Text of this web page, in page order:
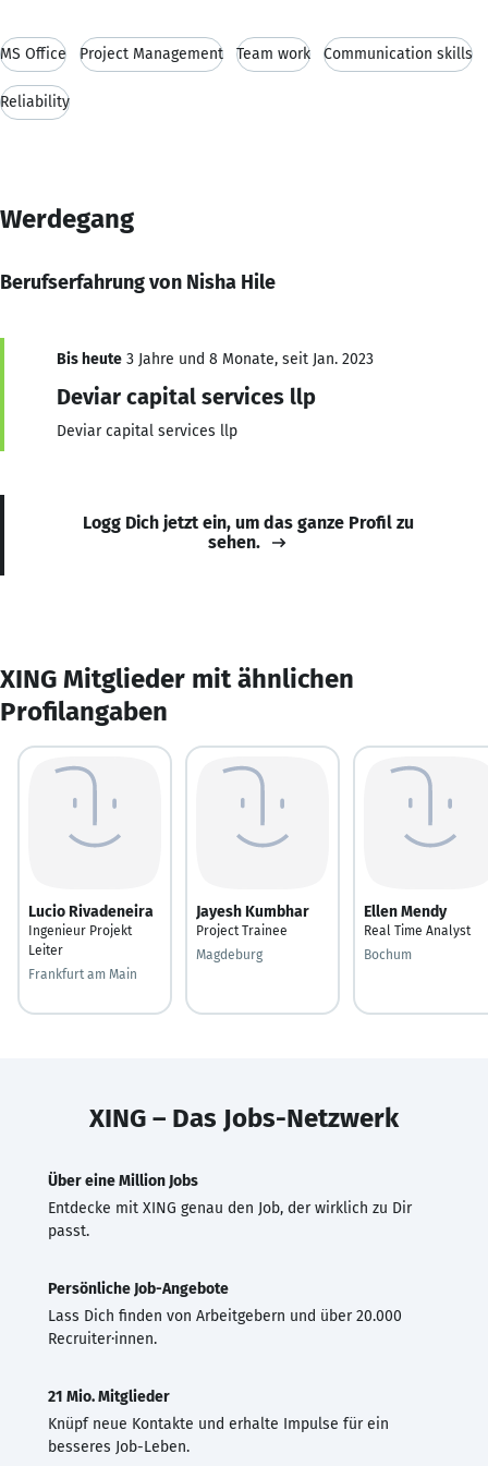
MS Office Project Management Team work Communication skills
Reliability
Werdegang
Berufserfahrung von Nisha Hile
Bis heute 3 Jahre und 8 Monate, seit Jan. 2023
Deviar capital services llp
Deviar capital services llp
Logg Dich jetzt ein, um das ganze Profil zu
sehen.
XING Mitglieder mit ähnlichen
Profilangaben
Lucio Rivadeneira
Ingenieur Projekt
Leiter
Frankfurt am Main
Jayesh Kumbhar
Project Trainee
Magdeburg
Ellen Mendy
Real Time Analyst
Bochum
XING – Das Jobs-Netzwerk
Über eine Million Jobs
Entdecke mit XING genau den Job, der wirklich zu Dir
passt.
Persönliche Job-Angebote
Lass Dich finden von Arbeitgebern und über 20.000
Recruiter·innen.
21 Mio. Mitglieder
Knüpf neue Kontakte und erhalte Impulse für ein
besseres Job-Leben.